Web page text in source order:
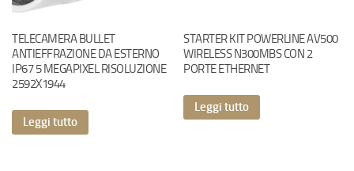
TELECAMERA BULLET
ANTIEFFRAZIONE DA ESTERNO
IP67 5 MEGAPIXEL RISOLUZIONE
2592X1944
Leggi tutto
STARTER KIT POWERLINE AV500
WIRELESS N300MBS CON 2
PORTE ETHERNET
Leggi tutto